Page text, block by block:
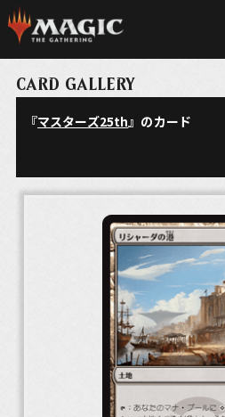
CARD GALLERY
『マスターズ25th』のカード